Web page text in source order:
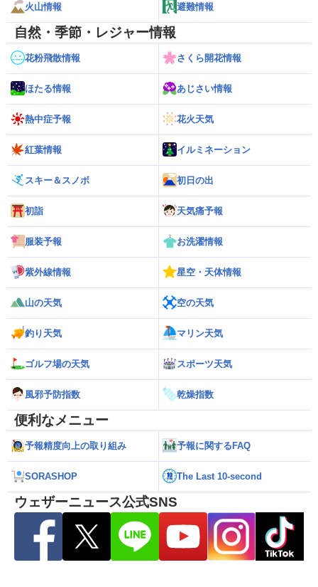
火山情報 避難情報
自然・季節・レジャー情報
花粉飛散情報 さくら開花情報
ほたる情報 あじさい情報
熱中症予報 花火天気
紅葉情報 イルミネーション
スキー＆スノボ 初日の出
初詣 天気痛予報
服装予報 お洗濯情報
紫外線情報 星空・天体情報
山の天気 空の天気
釣り天気 マリン天気
ゴルフ場の天気 スポーツ天気
風邪予防指数 乾燥指数
便利なメニュー
予報精度向上の取り組み 予報に関するFAQ
SORASHOP The Last 10-second
ウェザーニュース公式SNS